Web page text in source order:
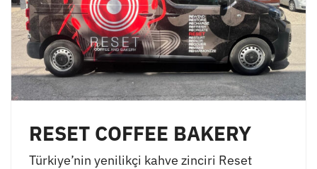
RESET COFFEE BAKERY
Türkiye’nin yenilikçi kahve zinciri Reset